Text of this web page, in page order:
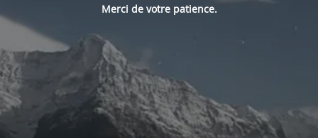
Merci de votre patience.